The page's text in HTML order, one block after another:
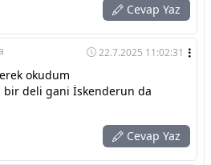
Cevap Yaz
22.7.2025 11:02:31
okudum
bir deli gani İskenderun da
Cevap Yaz